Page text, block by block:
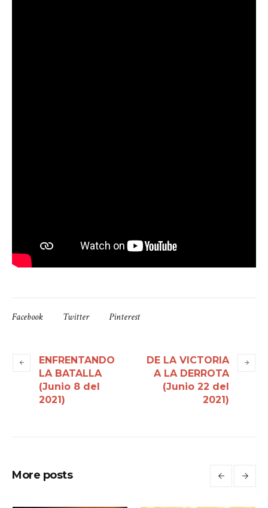
Facebook Twitter Pinterest
ENFRENTANDO
LA BATALLA
(Junio 8 del
2021)
DE LA VICTORIA
A LA DERROTA
(Junio 22 del
2021)
More posts